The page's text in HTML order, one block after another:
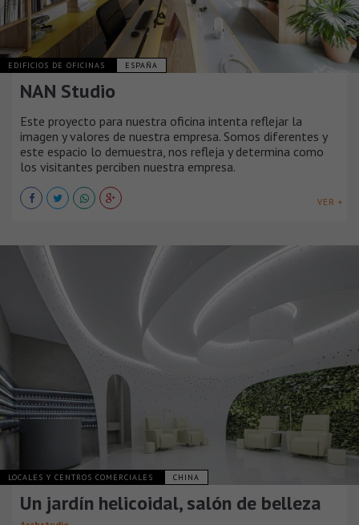
EDIFICIOS DE OFICINAS ESPAÑA
NAN Studio
Este proyecto para nuestra oficina intenta reflejar la
imagen y valores de nuestra empresa. Somos diferentes y
este espacio lo demuestra, nos refleja y determina como
los visitantes perciben nuestra empresa.
VER +
LOCALES Y CENTROS COMERCIALES CHINA
​​Un jardín helicoidal, salón de belleza